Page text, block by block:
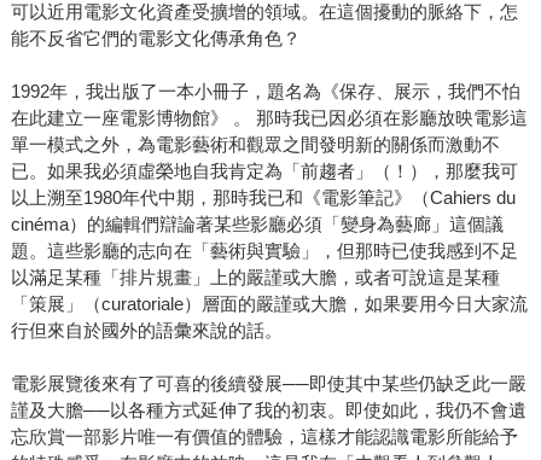
可以近用電影文化資產受擴增的領域。在這個擾動的脈絡下，怎
能不反省它們的電影文化傳承角色？
1992年，我出版了一本小冊子，題名為《保存、展示，我們不怕
在此建立一座電影博物館》 。 那時我已因必須在影廳放映電影這
單一模式之外，為電影藝術和觀眾之間發明新的關係而激動不
已。如果我必須虛榮地自我肯定為「前趨者」（！），那麼我可
以上溯至1980年代中期，那時我已和《電影筆記》（Cahiers du
cinéma）的編輯們辯論著某些影廳必須「變身為藝廊」這個議
題。這些影廳的志向在「藝術與實驗」，但那時已使我感到不足
以滿足某種「排片規畫」上的嚴謹或大膽，或者可說這是某種
「策展」（curatoriale）層面的嚴謹或大膽，如果要用今日大家流
行但來自於國外的語彙來說的話。
電影展覽後來有了可喜的後續發展──即使其中某些仍缺乏此一嚴
謹及大膽──以各種方式延伸了我的初衷。即使如此，我仍不會遺
忘欣賞一部影片唯一有價值的體驗，這樣才能認識電影所能給予